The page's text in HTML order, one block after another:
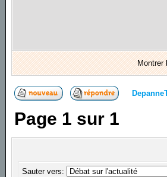
Montrer
Page 1 sur 1
Sauter vers: